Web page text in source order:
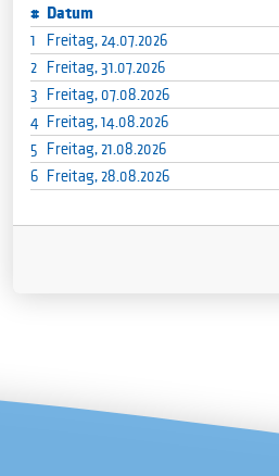
# Datum
1 Freitag, 24.07.2026
2 Freitag, 31.07.2026
3 Freitag, 07.08.2026
4 Freitag, 14.08.2026
5 Freitag, 21.08.2026
6 Freitag, 28.08.2026